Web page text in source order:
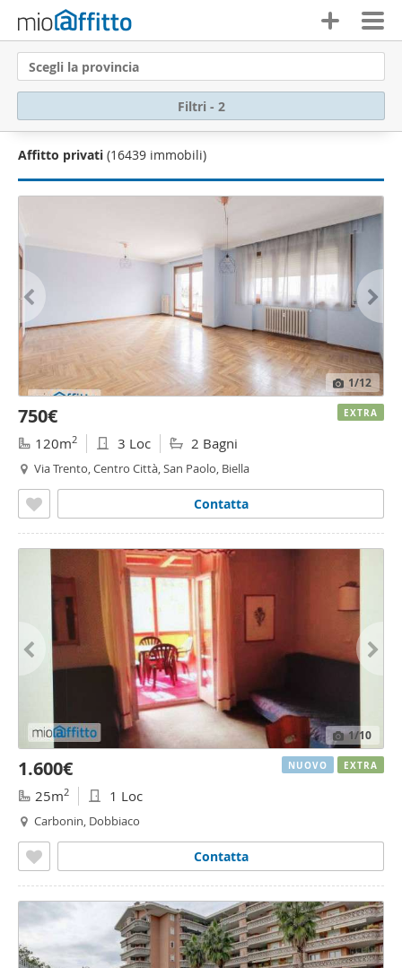
Scegli la provincia
Filtri - 2
Affitto privati (16439 immobili)
1/12
750€
120m2 3 Loc 2 Bagni
Via Trento, Centro Città, San Paolo, Biella
Contatta
EXTRA
1/10
1.600€
25m2 1 Loc
Carbonin, Dobbiaco
Contatta
NUOVO EXTRA